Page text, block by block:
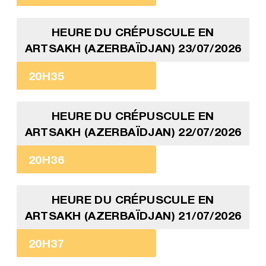
HEURE DU CRÉPUSCULE EN
ARTSAKH (AZERBAÏDJAN) 23/07/2026
20H35
HEURE DU CRÉPUSCULE EN
ARTSAKH (AZERBAÏDJAN) 22/07/2026
20H36
HEURE DU CRÉPUSCULE EN
ARTSAKH (AZERBAÏDJAN) 21/07/2026
20H37